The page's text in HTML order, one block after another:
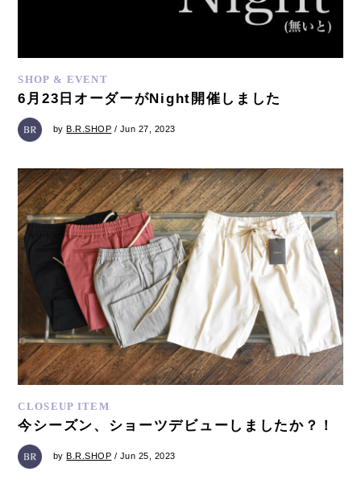
SHOP & EVENT
6月23日オーダーがNight開催しました
by B.R.SHOP / Jun 27, 2023
CLOSEUP ITEM
今シーズン、ショーツデビューしましたか？！
byB.R.SHOP / Jun 25, 2023